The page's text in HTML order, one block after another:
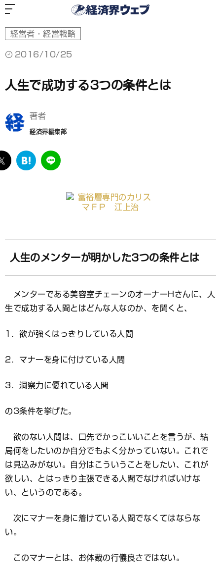
経営者・経営戦略
2016/10/25
人生で成功する3つの条件とは
著者
経済界編集部
twitter
は
LINE
人生のメンターが明かした3つの条件とは
メンターである美容室チェーンのオーナーHさんに、人
生で成功する人間とはどんな人なのか、を聞くと、
1．欲が強くはっきりしている人間
2．マナーを身に付けている人間
3．洞察力に優れている人間
の3条件を挙げた。
欲のない人間は、口先でかっこいいことを言うが、結
局何をしたいのか自分でもよく分かっていない。これで
は見込みがない。自分はこういうことをしたい、これが
欲しい、とはっきり主張できる人間でなければいけな
い、というのである。
次にマナーを身に着けている人間でなくてはならな
い。
このマナーとは、お体裁の行儀良さではない。